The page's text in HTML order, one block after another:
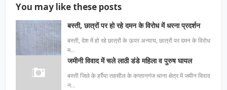
You may like these posts
बस्ती, छात्रों पर हो रहे दमन के विरोध में धरना प्रदर्शन
बस्ती, देश में हो रहे छात्रों के ऊपर अन्याय, छात्रों पर दमन के विरोध
म…
जमीनी विवाद में चले लाठी डंडे महिला व पुरुष घायल
बस्ती जिले के हर्रैया तहसील के कप्तानगंज थाना क्षेत्र में जमीन विवाद
न…